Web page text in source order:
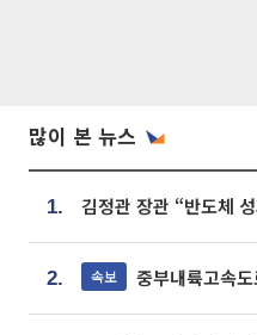
많이 본 뉴스
1.
2. 속보 중부내륙고속